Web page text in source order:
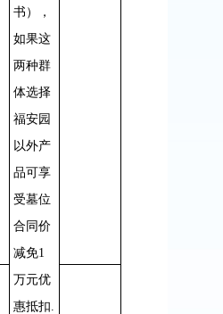
书），
如果这
两种群
体选择
福安园
以外产
品可享
受墓位
合同价
减免1
万元优
惠抵扣.